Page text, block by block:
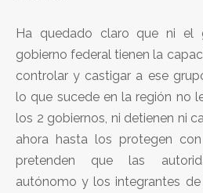
Ha quedado claro que ni el
gobierno federal tienen la
controlar y castigar a ese
lo que sucede en la región no
los 2 gobiernos, ni detienen ni
ahora hasta los protegen
pretenden que las
autónomo y los integrantes